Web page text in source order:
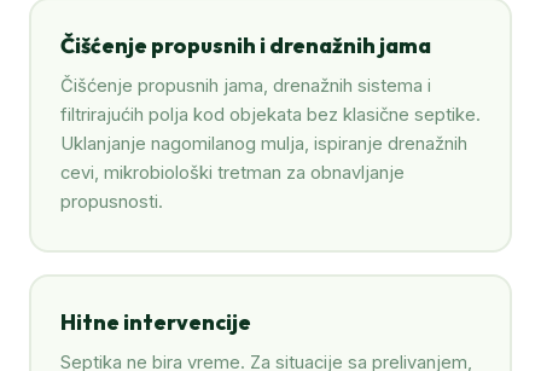
Čišćenje propusnih i drenažnih jama
Čišćenje propusnih jama, drenažnih sistema i
filtrirajućih polja kod objekata bez klasične septike.
Uklanjanje nagomilanog mulja, ispiranje drenažnih
cevi, mikrobiološki tretman za obnavljanje
propusnosti.
Hitne intervencije
Septika ne bira vreme. Za situacije sa prelivanjem,